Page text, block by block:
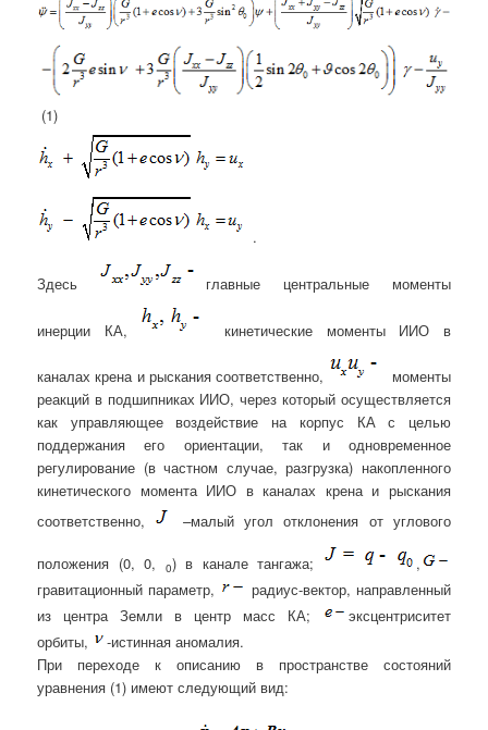
(1)
.
Здесь главные центральные моменты
инерции КА, кинетические моменты ИИО в
каналах крена и рыскания соответственно,
моменты
реакций в подшипниках ИИО, через который осуществляется
как управляющее воздействие на корпус КА с целью
поддержания его ориентации, так и одновременное
регулирование (в частном случае, разгрузка) накопленного
кинетического момента ИИО в каналах крена и рыскания
соответственно,
–малый угол отклонения от углового
положения (0, 0, 0) в канале тангажа;
,
гравитационный параметр,
радиус-вектор, направленный
из центра Земли в центр масс КА;
эксцентриситет
орбиты,
-истинная аномалия.
При переходе к описанию в пространстве состояний
уравнения (1) имеют следующий вид: